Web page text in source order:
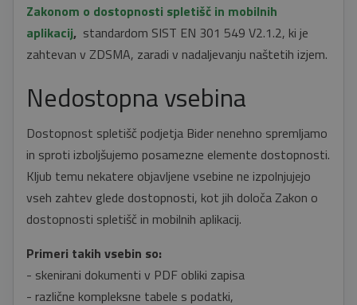
Zakonom o dostopnosti spletišč in mobilnih
aplikacij, standardom SIST EN 301 549 V2.1.2, ki je
zahtevan v ZDSMA, zaradi v nadaljevanju naštetih izjem.
Nedostopna vsebina
Dostopnost spletišč podjetja Bider nenehno spremljamo
in sproti izboljšujemo posamezne elemente dostopnosti.
Kljub temu nekatere objavljene vsebine ne izpolnjujejo
vseh zahtev glede dostopnosti, kot jih določa Zakon o
dostopnosti spletišč in mobilnih aplikacij.
Primeri takih vsebin so:
- skenirani dokumenti v PDF obliki zapisa
- različne kompleksne tabele s podatki,